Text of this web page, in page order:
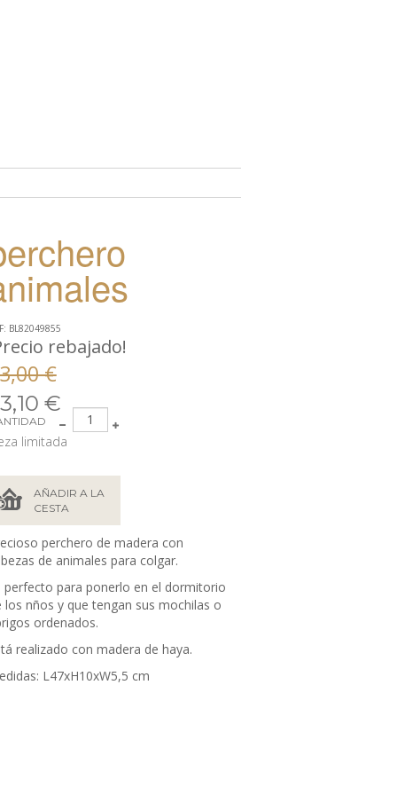
BL82049855
rebajado!
€
€
limitada
AÑADIR A LA
CESTA
perchero de madera con
de animales para colgar.
perfecto para ponerlo en el dormitorio
los nños y que tengan sus mochilas o
ordenados.
realizado con madera de haya.
L47xH10xW5,5 cm